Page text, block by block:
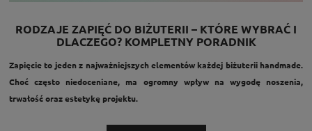
RODZAJE ZAPIĘĆ DO BIŻUTERII – KTÓRE WYBRAĆ I
DLACZEGO? KOMPLETNY PORADNIK
Zapięcie to jeden z najważniejszych elementów każdej biżuterii handmade.
Choć często niedoceniane, ma ogromny wpływ na wygodę noszenia,
trwałość oraz estetykę projektu.